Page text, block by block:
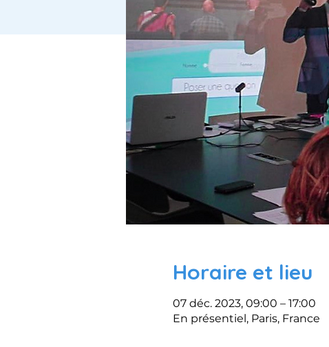
Horaire et lieu
07 déc. 2023, 09:00 – 17:00
En présentiel, Paris, France